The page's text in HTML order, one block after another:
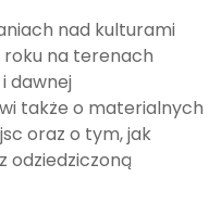
nad kulturami
roku na terenach
dawnej
także o materialnych
oraz o tym, jak
odziedziczoną